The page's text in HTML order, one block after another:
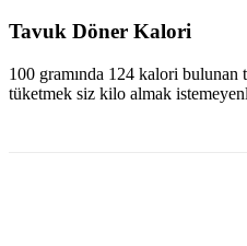
Tavuk Döner Kalori
100 gramında 124 kalori
tüketmek siz kilo almak